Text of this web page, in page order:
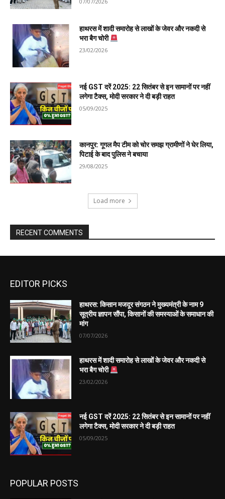
EDITOR PICKS
हाथरस: किसान मजदूर संगठन ने मुख्यमंत्री के नाम 9
सूत्रीय ज्ञापन सौंपा, किसानों की समस्याओं के समाधान की
मांग
07/07/2026
हाथरस में शादी समारोह से लाखों के जेवर और नकदी से
भरा बैग चोरी
23/02/2026
नई GST दरें 2025: 22 सितंबर से इन सामानों पर नहीं
लगेगा टैक्स, मोदी सरकार ने दी बड़ी राहत
05/09/2025
POPULAR POSTS